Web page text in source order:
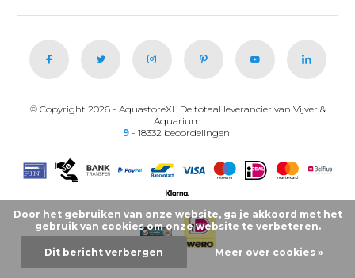
© Copyright 2026 - AquastoreXL De totaal leverancier van Vijver &
Aquarium
9 - 18332 beoordelingen!
Door het gebruiken van onze website, ga je akkoord met het
gebruik van cookies om onze website te verbeteren.
Dit bericht verbergen Meer over cookies »